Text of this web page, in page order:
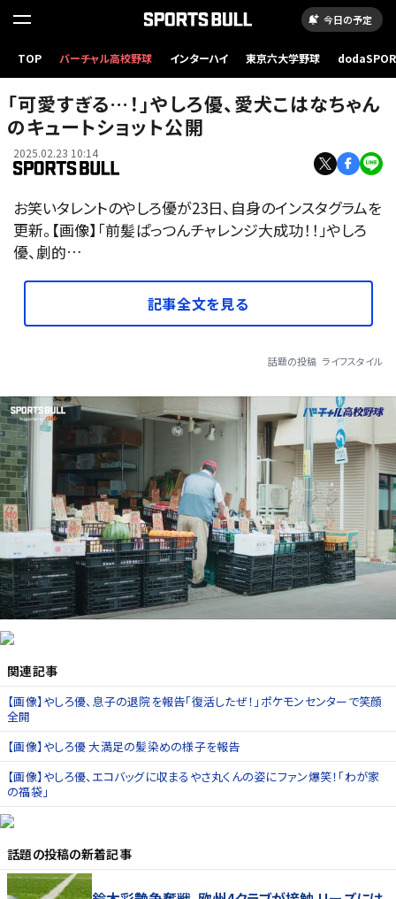
今日の予定
TOP バーチャル高校野球 インターハイ 東京六大学野球
「可愛すぎる…！」やしろ優、愛犬こはなちゃん
のキュートショット公開
2025.02.23 10:14
お笑いタレントのやしろ優が23日、自身のインスタグラムを
更新。【画像】「前髪ぱっつんチャレンジ大成功！！」やしろ
優、劇的…
記事全文を見る
話題の投稿 ライフスタイル
関連記事
【画像】やしろ優、息子の退院を報告「復活したぜ！」ポケモンセンターで笑顔
全開
【画像】やしろ優 大満足の髪染めの様子を報告
【画像】やしろ優、エコバッグに収まるやさ丸くんの姿にファン爆笑！「わが家
の福袋」
話題の投稿の新着記事